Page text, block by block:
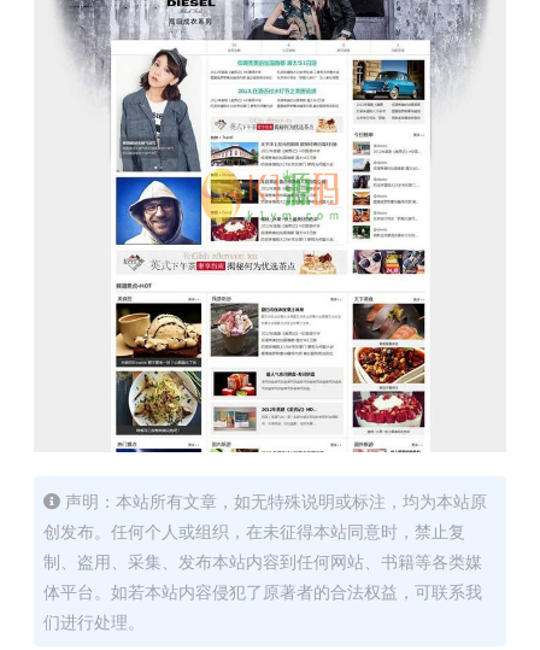
声明：本站所有文章，如无特殊说明或标注，均为本站原
创发布。任何个人或组织，在未征得本站同意时，禁止复
制、盗用、采集、发布本站内容到任何网站、书籍等各类媒
体平台。如若本站内容侵犯了原著者的合法权益，可联系我
们进行处理。